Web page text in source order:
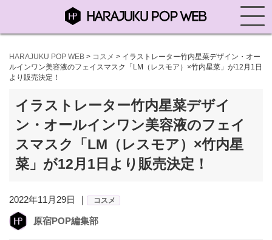
HARAJUKU POP WEB > コスメ > イラストレーター竹内星菜デザイン・オー
ルインワン美容液のフェイスマスク「LM（レスモア）×竹内星菜」が12月1日
より販売決定！
イラストレーター竹内星菜デザイ
ン・オールインワン美容液のフェイ
スマスク「LM（レスモア）×竹内星
菜」が12月1日より販売決定！
2022年11月29日 ｜ コスメ
原宿POP編集部